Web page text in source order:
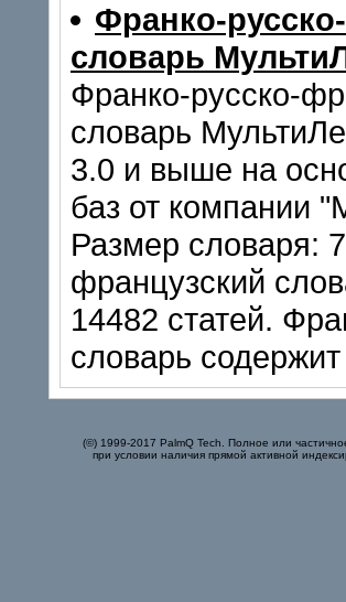
Франко-
словарь
Франко-русско-
словарь
3.0 и выше на
баз от компании
Размер словаря:
французский
14482 статей.
словарь
(©) 1999-2017 PalmQ Tech. Полное или
при условии наличия прямой активной